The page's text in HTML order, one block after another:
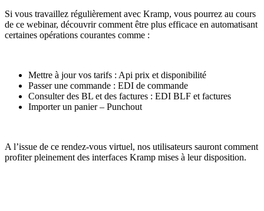
Si vous travaillez régulièrement avec Kramp, vous pourrez au cours
de ce webinar, découvrir comment être plus efficace en automatisant
certaines opérations courantes comme :
Mettre à jour vos tarifs : Api prix et disponibilité
Passer une commande : EDI de commande
Consulter des BL et des factures : EDI BLF et factures
Importer un panier – Punchout
A l’issue de ce rendez-vous virtuel, nos utilisateurs sauront comment
profiter pleinement des interfaces Kramp mises à leur disposition.